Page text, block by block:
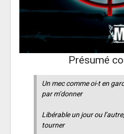
Présumé
Un mec comme oi-t en
par m’donner
Libérable un jour ou
tourner